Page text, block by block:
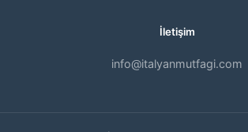
İletişim
info@italyanmutfagi.com